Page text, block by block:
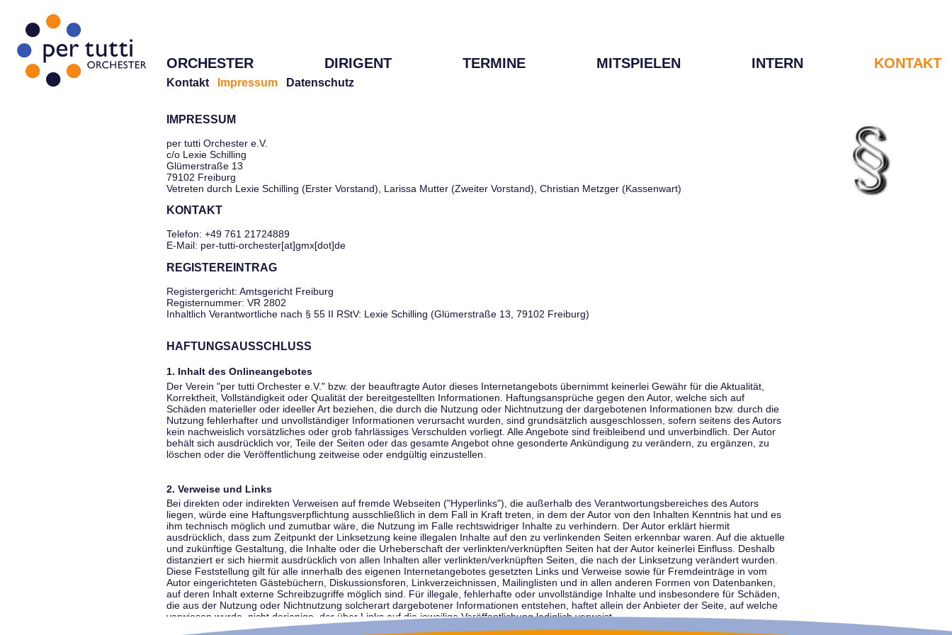
ORCHESTER DIRIGENT TERMINE MITSPIELEN INTERN KONTAKT
Kontakt Impressum Datenschutz
IMPRESSUM
per tutti Orchester e.V.
c/o Lexie Schilling
Glümerstraße 13
79102 Freiburg
Vetreten durch Lexie Schilling (Erster Vorstand), Larissa Mutter (Zweiter Vorstand), Christian Metzger (Kassenwart)
KONTAKT
Telefon: +49 761 21724889
E-Mail: per-tutti-orchester[at]gmx[dot]de
REGISTEREINTRAG
Registergericht: Amtsgericht Freiburg
Registernummer: VR 2802
Inhaltlich Verantwortliche nach § 55 II RStV: Lexie Schilling (Glümerstraße 13, 79102 Freiburg)
HAFTUNGSAUSSCHLUSS
1. Inhalt des Onlineangebotes
Der Verein "per tutti Orchester e.V." bzw. der beauftragte Autor dieses Internetangebots übernimmt keinerlei Gewähr für die Aktualität,
Korrektheit, Vollständigkeit oder Qualität der bereitgestellten Informationen. Haftungsansprüche gegen den Autor, welche sich auf
Schäden materieller oder ideeller Art beziehen, die durch die Nutzung oder Nichtnutzung der dargebotenen Informationen bzw. durch die
Nutzung fehlerhafter und unvollständiger Informationen verursacht wurden, sind grundsätzlich ausgeschlossen, sofern seitens des Autors
kein nachweislich vorsätzliches oder grob fahrlässiges Verschulden vorliegt. Alle Angebote sind freibleibend und unverbindlich. Der Autor
behält sich ausdrücklich vor, Teile der Seiten oder das gesamte Angebot ohne gesonderte Ankündigung zu verändern, zu ergänzen, zu
löschen oder die Veröffentlichung zeitweise oder endgültig einzustellen.
2. Verweise und Links
Bei direkten oder indirekten Verweisen auf fremde Webseiten ("Hyperlinks"), die außerhalb des Verantwortungsbereiches des Autors
liegen, würde eine Haftungsverpflichtung ausschließlich in dem Fall in Kraft treten, in dem der Autor von den Inhalten Kenntnis hat und es
ihm technisch möglich und zumutbar wäre, die Nutzung im Falle rechtswidriger Inhalte zu verhindern. Der Autor erklärt hiermit
ausdrücklich, dass zum Zeitpunkt der Linksetzung keine illegalen Inhalte auf den zu verlinkenden Seiten erkennbar waren. Auf die aktuelle
und zukünftige Gestaltung, die Inhalte oder die Urheberschaft der verlinkten/verknüpften Seiten hat der Autor keinerlei Einfluss. Deshalb
distanziert er sich hiermit ausdrücklich von allen Inhalten aller verlinkten/verknüpften Seiten, die nach der Linksetzung verändert wurden.
Diese Feststellung gilt für alle innerhalb des eigenen Internetangebotes gesetzten Links und Verweise sowie für Fremdeinträge in vom
Autor eingerichteten Gästebüchern, Diskussionsforen, Linkverzeichnissen, Mailinglisten und in allen anderen Formen von Datenbanken,
auf deren Inhalt externe Schreibzugriffe möglich sind. Für illegale, fehlerhafte oder unvollständige Inhalte und insbesondere für Schäden,
die aus der Nutzung oder Nichtnutzung solcherart dargebotener Informationen entstehen, haftet allein der Anbieter der Seite, auf welche
verwiesen wurde, nicht derjenige, der über Links auf die jeweilige Veröffentlichung lediglich verweist.